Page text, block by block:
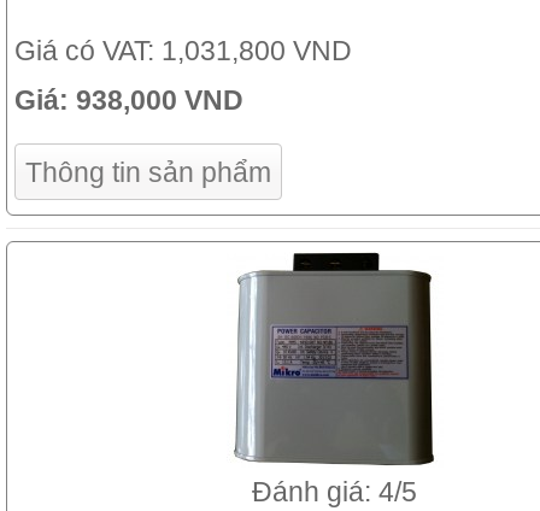
Giá có VAT: 1,031,800 VND
Giá: 938,000 VND
Thông tin sản phẩm
Đánh giá: 4/5